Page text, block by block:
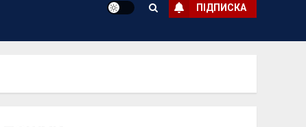
ПІДПИСКА